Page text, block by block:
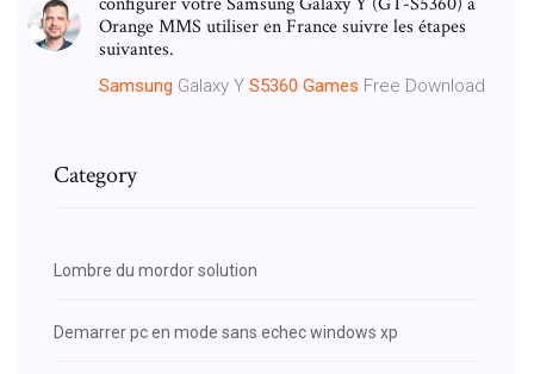
Orange MMS utiliser en France suivre les étapes
suivantes.
Samsung Galaxy Y S5360 Games Free Download
Category
Lombre du mordor solution
Demarrer pc en mode sans echec windows xp